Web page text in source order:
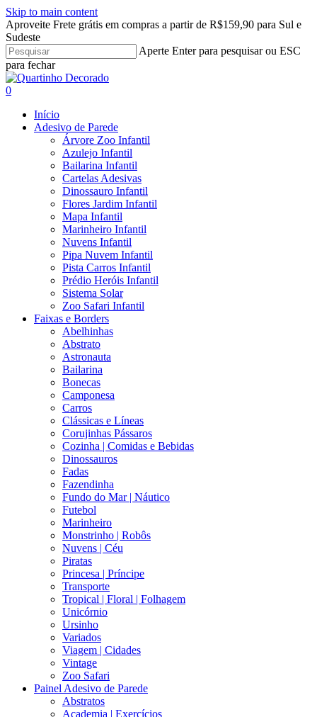
Skip to main content
Aproveite Frete grátis em compras a partir de R$159,90 para Sul e
Sudeste
Aperte Enter para pesquisar ou ESC
para fechar
Close
Search
search
account
0
Início
Adesivo de Parede
Árvore Zoo Infantil
Azulejo Infantil
Bailarina Infantil
Cartelas Adesivas
Dinossauro Infantil
Flores Jardim Infantil
Mapa Infantil
Marinheiro Infantil
Nuvens Infantil
Pipa Nuvem Infantil
Pista Carros Infantil
Prédio Heróis Infantil
Sistema Solar
Zoo Safari Infantil
Faixas e Borders
Abelhinhas
Abstrato
Astronauta
Bailarina
Bonecas
Camponesa
Carros
Clássicas e Líneas
Corujinhas Pássaros
Cozinha | Comidas e Bebidas
Dinossauros
Fadas
Fazendinha
Fundo do Mar | Náutico
Futebol
Marinheiro
Monstrinho | Robôs
Nuvens | Céu
Piratas
Princesa | Príncipe
Transporte
Tropical | Floral | Folhagem
Unicórnio
Ursinho
Variados
Viagem | Cidades
Vintage
Zoo Safari
Painel Adesivo de Parede
Abstratos
Academia | Exercícios